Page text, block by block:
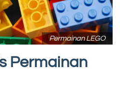
Permainan LEGO
Permainan